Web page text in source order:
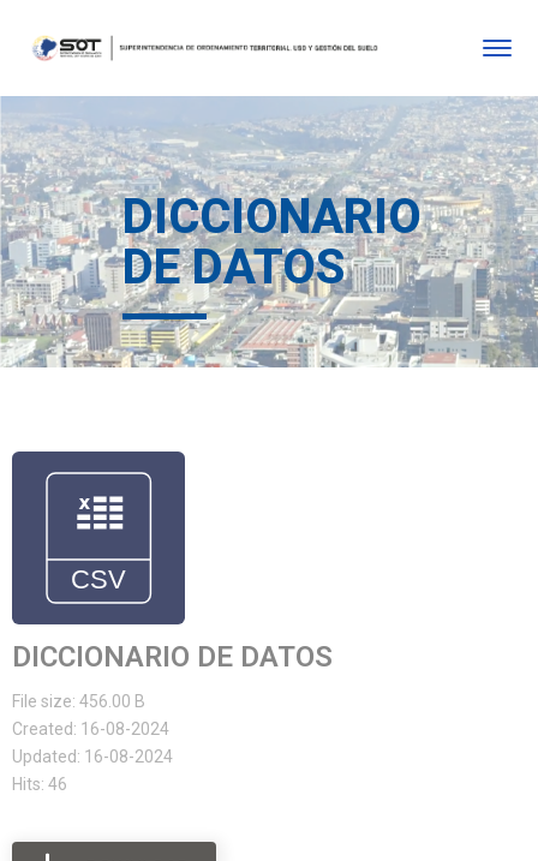
DICCIONARIO
DE DATOS
DICCIONARIO DE DATOS
File size: 456.00 B
Created: 16-08-2024
Updated: 16-08-2024
Hits: 46